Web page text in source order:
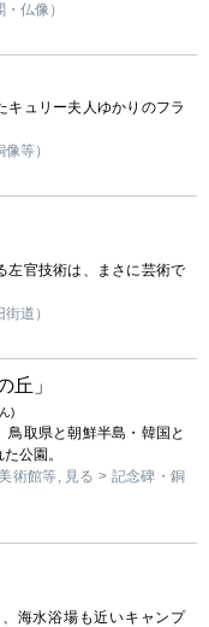
仏像）
キュリー夫人ゆかりのフラ
等）
左官技術は、まさに芸術で
道）
丘」
)
鳥取県と朝鮮半島・韓国と
公園。
術館等, 見る > 記念碑・銅
海水浴場も近いキャンプ